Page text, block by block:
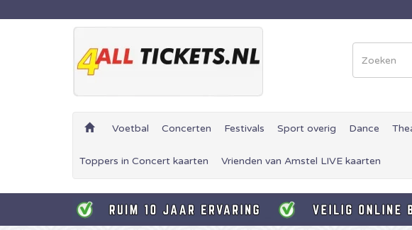
Voetbal Concerten Festivals Sport overig Dance
Toppers in Concert kaarten Vrienden van Amstel LIVE kaarten